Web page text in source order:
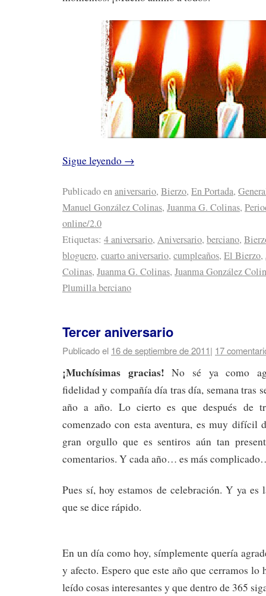
Sigue leyendo →
Publicado enaniversario, Bierzo, En Portada,
Manuel González Colinas, Juanma G. Colinas,
online/2.0
Etiquetas: 4 aniversario, Aniversario, berciano,
bloguero, cuarto aniversario, cumpleaños, El Bierzo,
Colinas, Juanma G. Colinas, Juanma González
Plumilla berciano
Tercer aniversario
Publicado el 16 de septiembre de 2011| 17
¡Muchísimas gracias! No sé ya como
fidelidad y compañía día tras día, semana tras
año a año. Lo cierto es que después de
comenzado con esta aventura, es muy difícil
gran orgullo que es sentiros aún tan
comentarios. Y cada año… es más
Pues sí, hoy estamos de celebración. Y ya es
que se dice rápido.
En un día como hoy, símplemente quería
y afecto. Espero que este año que cerramos lo
leído cosas interesantes y que dentro de 365